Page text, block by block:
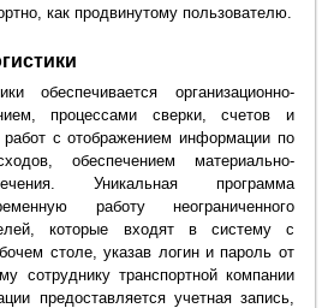
как продвинутому пользователю.
обеспечивается организационно-
процессами сверки, счетов и
с отображением информации по
обеспечением материально-
Уникальная программа
работу неограниченного
которые входят в систему с
столе, указав логин и пароль от
сотруднику транспортной компании
предоставляется учетная запись,